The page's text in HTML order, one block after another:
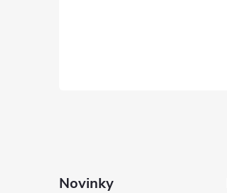
Novinky